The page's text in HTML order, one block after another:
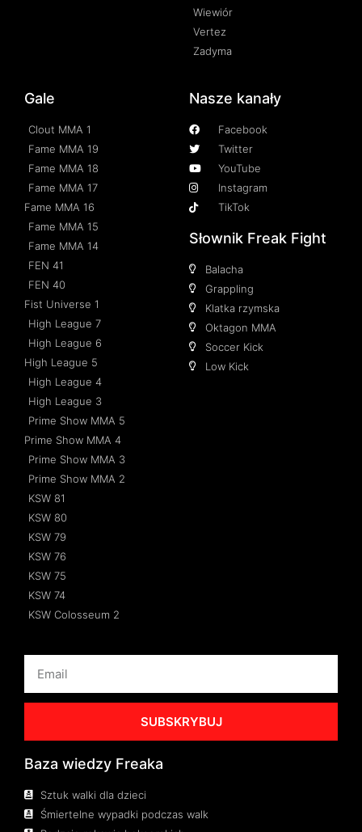
Wiewiór
Vertez
Zadyma
Gale
Clout MMA 1
Fame MMA 19
Fame MMA 18
Fame MMA 17
Fame MMA 16
Fame MMA 15
Fame MMA 14
FEN 41
FEN 40
Fist Universe 1
High League 7
High League 6
High League 5
High League 4
High League 3
Prime Show MMA 5
Prime Show MMA 4
Prime Show MMA 3
Prime Show MMA 2
KSW 81
KSW 80
KSW 79
KSW 76
KSW 75
KSW 74
KSW Colosseum 2
Nasze kanały
Facebook
Twitter
YouTube
Instagram
TikTok
Słownik Freak Fight
Balacha
Grappling
Klatka rzymska
Oktagon MMA
Soccer Kick
Low Kick
SUBSKRYBUJ
Baza wiedzy Freaka
Sztuk walki dla dzieci
Śmiertelne wypadki podczas walk